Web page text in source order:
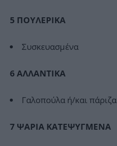
5 ΠΟΥΛΕΡΙΚΑ
Συσκευασμένα
6 ΑΛΛΑΝΤΙΚΑ
Γαλοπούλα ή/και πάριζα
7 ΨAPIA KATEΨΥΓΜΕΝΑ